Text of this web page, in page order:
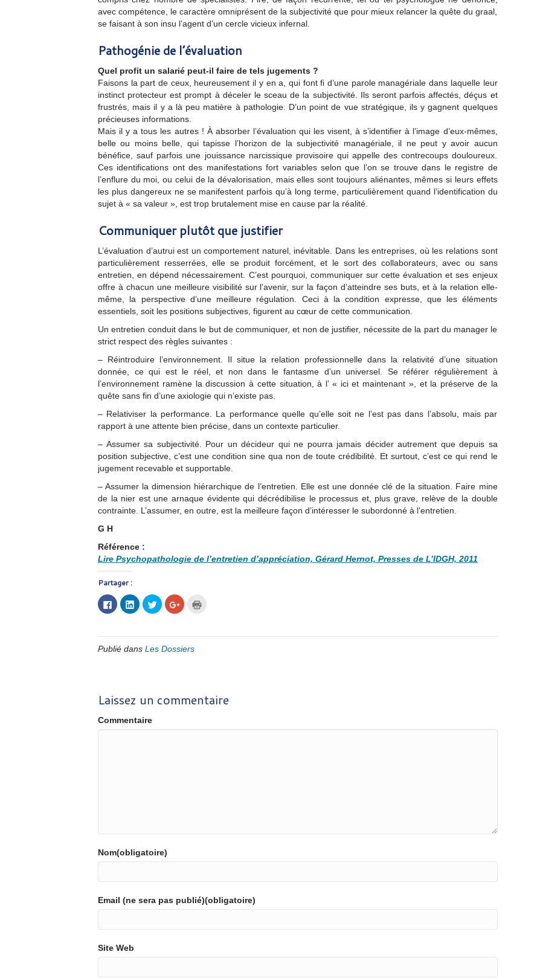
avec compétence, le caractère omniprésent de la subjectivité que pour mieux relancer la quête du graal,
se faisant à son insu l’agent d’un cercle vicieux infernal.
Pathogénie de l’évaluation
Quel profit un salarié peut-il faire de tels jugements ?
Faisons la part de ceux, heureusement il y en a, qui font fi d’une parole managériale dans laquelle leur
instinct protecteur est prompt à déceler le sceau de la subjectivité. Ils seront parfois affectés, déçus et
frustrés, mais il y a là peu matière à pathologie. D’un point de vue stratégique, ils y gagnent quelques
précieuses informations.
Mais il y a tous les autres ! À absorber l’évaluation qui les visent, à s’identifier à l’image d’eux-mêmes,
belle ou moins belle, qui tapisse l’horizon de la subjectivité managériale, il ne peut y avoir aucun
bénéfice, sauf parfois une jouissance narcissique provisoire qui appelle des contrecoups douloureux.
Ces identifications ont des manifestations fort variables selon que l’on se trouve dans le registre de
l’enflure du moi, ou celui de la dévalorisation, mais elles sont toujours aliénantes, mêmes si leurs effets
les plus dangereux ne se manifestent parfois qu’à long terme, particulièrement quand l’identification du
sujet à « sa valeur », est trop brutalement mise en cause par la réalité.
Communiquer plutôt que justifier
L’évaluation d’autrui est un comportement naturel, inévitable. Dans les entreprises, où les relations sont
particulièrement resserrées, elle se produit forcément, et le sort des collaborateurs, avec ou sans
entretien, en dépend nécessairement. C’est pourquoi, communiquer sur cette évaluation et ses enjeux
offre à chacun une meilleure visibilité sur l’avenir, sur la façon d’atteindre ses buts, et à la relation elle-
même, la perspective d’une meilleure régulation. Ceci à la condition expresse, que les éléments
essentiels, soit les positions subjectives, figurent au cœur de cette communication.
Un entretien conduit dans le but de communiquer, et non de justifier, nécessite de la part du manager le
strict respect des règles suivantes :
– Réintroduire l’environnement. Il situe la relation professionnelle dans la relativité d’une situation
donnée, ce qui est le réel, et non dans le fantasme d’un universel. Se référer régulièrement à
l’environnement ramène la discussion à cette situation, à l’ « ici et maintenant », et la préserve de la
quête sans fin d’une axiologie qui n’existe pas.
– Relativiser la performance. La performance quelle qu’elle soit ne l’est pas dans l’absolu, mais par
rapport à une attente bien précise, dans un contexte particulier.
– Assumer sa subjectivité. Pour un décideur qui ne pourra jamais décider autrement que depuis sa
position subjective, c’est une condition sine qua non de toute crédibilité. Et surtout, c’est ce qui rend le
jugement recevable et supportable.
– Assumer la dimension hiérarchique de l’entretien. Elle est une donnée clé de la situation. Faire mine
de la nier est une arnaque évidente qui décrédibilise le processus et, plus grave, relève de la double
contrainte. L’assumer, en outre, est la meilleure façon d’intéresser le subordonné à l’entretien.
G H
Référence :
Lire Psychopathologie de l’entretien d’appréciation, Gérard Hernot, Presses de L’IDGH, 2011
Partager :
Cliquez
pour
partager
dans
une
nouvelle
Cliquez
pour
partager
dans
une
nouvelle
Cliquez
pour
partager
dans
une
nouvelle
Cliquez
pour
(ouvre
dans
une
nouvelle
Publié dans Les Dossiers
Laissez un commentaire
Commentaire
Nom(obligatoire)
Email (ne sera pas publié)(obligatoire)
Site Web